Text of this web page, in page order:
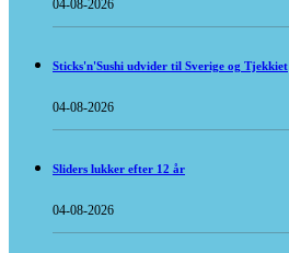
04-08-2026
Sticks'n'Sushi udvider til Sverige og Tjekkiet
04-08-2026
Sliders lukker efter 12 år
04-08-2026